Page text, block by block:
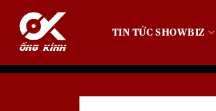
TIN TỨC SHOWBIZ